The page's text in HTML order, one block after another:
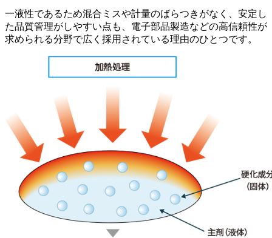
一液性であるため混合ミスや計量のばらつきがなく、安定し
た品質管理がしやすい点も、電子部品製造などの高信頼性が
求められる分野で広く採用されている理由のひとつです。